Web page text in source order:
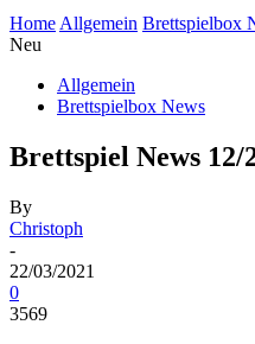
Home Allgemein Brettspielbox
Neu
Allgemein
Brettspielbox News
Brettspiel News 12/
By
Christoph
-
22/03/2021
0
3569